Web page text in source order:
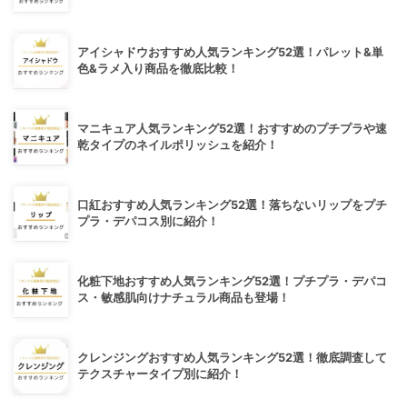
アイシャドウおすすめ人気ランキング52選！パレット&単
色&ラメ入り商品を徹底比較！
マニキュア人気ランキング52選！おすすめのプチプラや速
乾タイプのネイルポリッシュを紹介！
口紅おすすめ人気ランキング52選！落ちないリップをプチ
プラ・デパコス別に紹介！
化粧下地おすすめ人気ランキング52選！プチプラ・デパコ
ス・敏感肌向けナチュラル商品も登場！
クレンジングおすすめ人気ランキング52選！徹底調査して
テクスチャータイプ別に紹介！